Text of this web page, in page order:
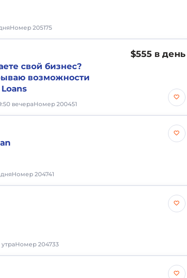
Номер 205175
свой бизнес?
возможности
вечераНомер 200451
$555 в день
дняНомер 204741
Номер 204733